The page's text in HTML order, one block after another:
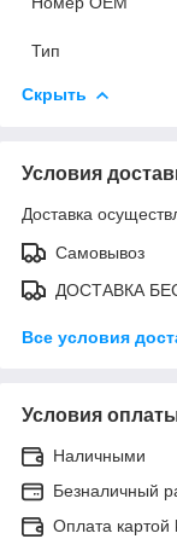
Тип
Скрыть
Условия
Доставка
Самовывоз
ДОСТАВКА
Все условия
Условия
Наличными
Безналичный
Оплата картой